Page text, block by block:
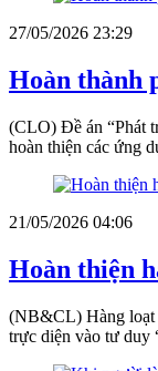
27/05/2026 23:29
Hoàn thành
(CLO) Đề án “Phát
hoàn thiện các ứng
21/05/2026 04:06
Hoàn thiện
(NB&CL) Hàng loạt
trực diện vào tư duy